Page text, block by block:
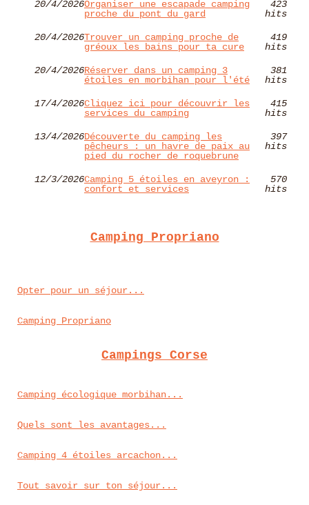
20/4/2026Organiser une escapade camping
proche du pont du gard
423
hits
20/4/2026Trouver un camping proche de
gréoux les bains pour ta cure
419
hits
20/4/2026Réserver dans un camping 3
étoiles en morbihan pour l'été
381
hits
17/4/2026Cliquez ici pour découvrir les
services du camping
415
hits
13/4/2026Découverte du camping les
pêcheurs : un havre de paix au
pied du rocher de roquebrune
397
hits
12/3/2026Camping 5 étoiles en aveyron :
confort et services
570
hits
Camping Propriano
Opter pour un séjour...
Camping Propriano
Campings Corse
Camping écologique morbihan...
Quels sont les avantages...
Camping 4 étoiles arcachon...
Tout savoir sur ton séjour...